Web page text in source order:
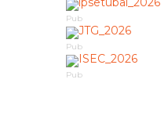
Pub
Pub
Pub